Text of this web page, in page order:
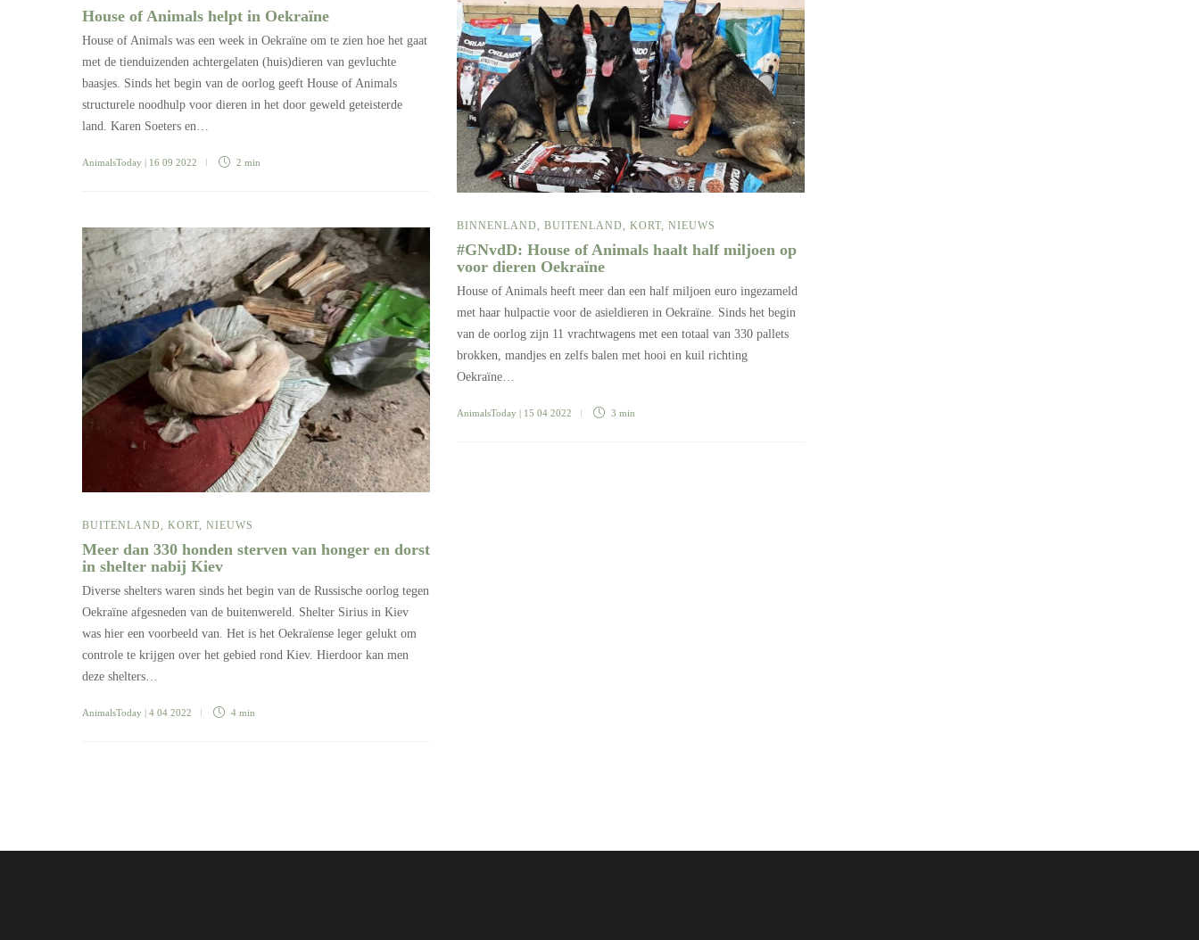
House of Animals helpt in Oekraïne
House of Animals was een week in Oekraïne om te zien hoe het gaat
met de tienduizenden achtergelaten (huis)dieren van gevluchte
baasjes. Sinds het begin van de oorlog geeft House of Animals
structurele noodhulp voor dieren in het door geweld geteisterde
land. Karen Soeters en…
AnimalsToday | 16 09 2022 2 min
BINNENLAND BUITENLAND KORT NIEUWS
#GNvdD: House of Animals haalt half miljoen op
voor dieren Oekraïne
House of Animals heeft meer dan een half miljoen euro ingezameld
met haar hulpactie voor de asieldieren in Oekraïne. Sinds het begin
van de oorlog zijn 11 vrachtwagens met een totaal van 330 pallets
brokken, mandjes en zelfs balen met hooi en kuil richting
Oekraïne…
AnimalsToday | 15 04 2022 3 min
BUITENLAND, KORT, NIEUWS
Meer dan 330 honden sterven van honger en dorst
in shelter nabij Kiev
Diverse shelters waren sinds het begin van de Russische oorlog tegen
Oekraïne afgesneden van de buitenwereld. Shelter Sirius in Kiev
was hier een voorbeeld van. Het is het Oekraïense leger gelukt om
controle te krijgen over het gebied rond Kiev. Hierdoor kan men
deze shelters…
AnimalsToday | 4 04 2022 4 min